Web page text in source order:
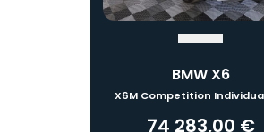
BMW X6
X6M Competition Individual
74 283,00 €